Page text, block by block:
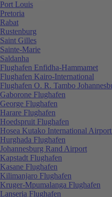
Port Louis
Pretoria
Rabat
Rustenburg
Saint Gilles
Sainte-Marie
Saldanha
Flughafen Enfidha-Hammamet
Flughafen Kairo-International
Flughafen O. R. Tambo
Gaborone Flughafen
George Flughafen
Harare Flughafen
Hoedspruit Flughafen
Hosea Kutako International
Hurghada Flughafen
Johannesburg Rand Airport
Kapstadt Flughafen
Kasane Flughafen
Kilimanjaro Flughafen
Kruger-Mpumalanga Flughafen
Lanseria Flughafen